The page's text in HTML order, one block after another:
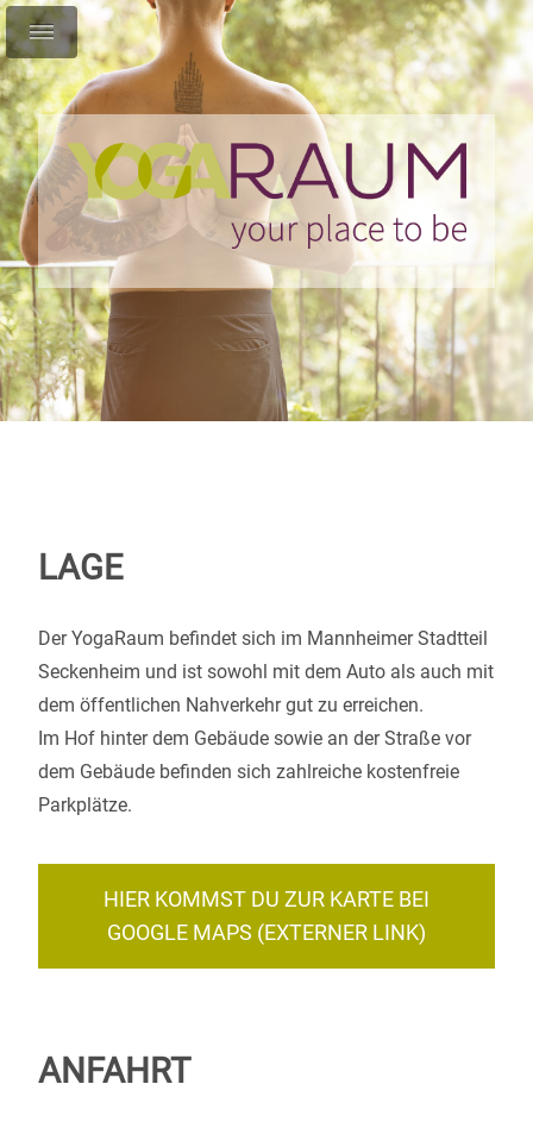
LAGE
Der YogaRaum befindet sich im Mannheimer Stadtteil
Seckenheim und ist sowohl mit dem Auto als auch mit
dem öffentlichen Nahverkehr gut zu erreichen.
Im Hof hinter dem Gebäude sowie an der Straße vor
dem Gebäude befinden sich zahlreiche kostenfreie
Parkplätze.
HIER KOMMST DU ZUR KARTE BEI
GOOGLE MAPS (EXTERNER LINK)
ANFAHRT